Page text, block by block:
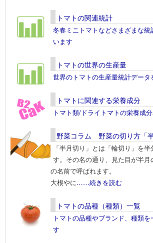
トマトの関連統計
冬春ミニトマトなどさまざまな
います
トマトの世界の生産量
世界のトマトの生産量統計データ
トマトに関連する栄養成分
トマト類/ドライトマトの栄養成
野菜コラム 野菜の切り方「半
「半月切り」とは「輪切り」を
す。その名の通り、見た目が半月
の名前で呼ばれます。
大根やに……続きを読む
トマトの品種（種類）一覧
トマトの品種やブランド、種類
す